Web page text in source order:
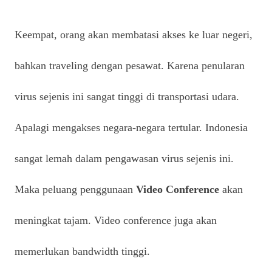
Keempat, orang akan membatasi akses ke luar negeri,
bahkan traveling dengan pesawat. Karena penularan
virus sejenis ini sangat tinggi di transportasi udara.
Apalagi mengakses negara-negara tertular. Indonesia
sangat lemah dalam pengawasan virus sejenis ini.
Maka peluang penggunaan Video Conference akan
meningkat tajam. Video conference juga akan
memerlukan bandwidth tinggi.